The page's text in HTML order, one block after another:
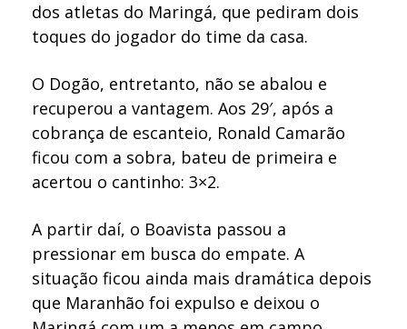
dos atletas do Maringá, que pediram dois
toques do jogador do time da casa.
O Dogão, entretanto, não se abalou e
recuperou a vantagem. Aos 29′, após a
cobrança de escanteio, Ronald Camarão
ficou com a sobra, bateu de primeira e
acertou o cantinho: 3×2.
A partir daí, o Boavista passou a
pressionar em busca do empate. A
situação ficou ainda mais dramática depois
que Maranhão foi expulso e deixou o